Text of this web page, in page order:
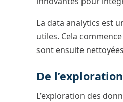
La data analytics est
utiles. Cela
sont ensuite
De
L’exploration des